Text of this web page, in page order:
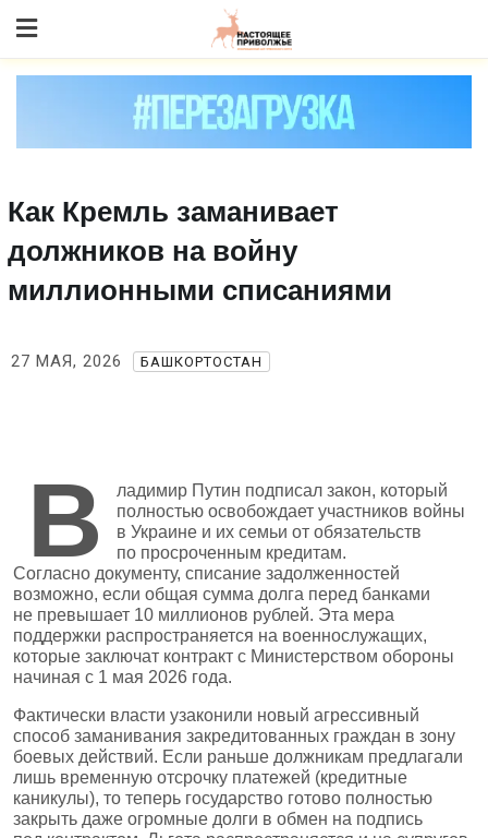
to content
Как Кремль заманивает
должников на войну
миллионными списаниями
27 МАЯ, 2026 БАШКОРТОСТАН
В
ладимир Путин подписал закон, который
полностью освобождает участников войны
в Украине и их семьи от обязательств
по просроченным кредитам.
Согласно документу, списание задолженностей
возможно, если общая сумма долга перед банками
не превышает 10 миллионов рублей. Эта мера
поддержки распространяется на военнослужащих,
которые заключат контракт с Министерством обороны
начиная с 1 мая 2026 года.
Фактически власти узаконили новый агрессивный
способ заманивания закредитованных граждан в зону
боевых действий. Если раньше должникам предлагали
лишь временную отсрочку платежей (кредитные
каникулы), то теперь государство готово полностью
закрыть даже огромные долги в обмен на подпись